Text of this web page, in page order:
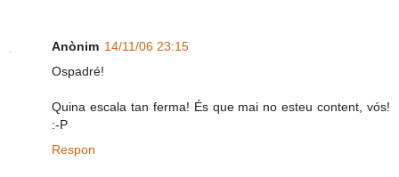
Anònim 14/11/06 23:15
Ospadré!
Quina escala tan ferma! És que mai no esteu content, vós!
:-P
Respon